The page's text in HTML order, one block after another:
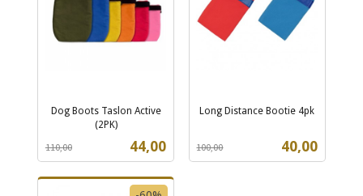
Dog Boots Taslon Active
(2PK)
Tilbud
44,00
110,00
mva.
Long Distance Bootie 4pk
Tilbud
40,00
100,00